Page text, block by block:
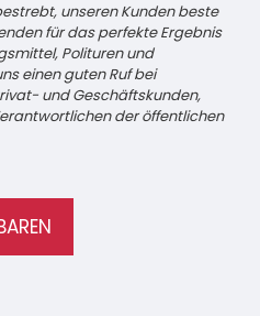
unseren Kunden beste
für das perfekte Ergebnis
Polituren und
einen guten Ruf bei
und Geschäftskunden,
der öffentlichen